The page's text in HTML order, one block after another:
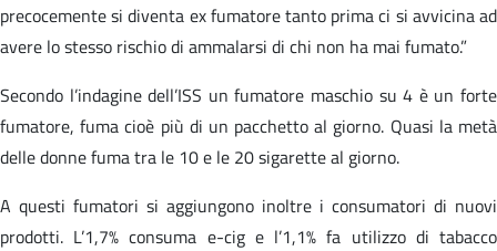
precocemente si diventa ex fumatore tanto prima ci si avvicina ad
avere lo stesso rischio di ammalarsi di chi non ha mai fumato.”
Secondo l’indagine dell’ISS un fumatore maschio su 4 è un forte
fumatore, fuma cioè più di un pacchetto al giorno. Quasi la metà
delle donne fuma tra le 10 e le 20 sigarette al giorno.
A questi fumatori si aggiungono inoltre i consumatori di nuovi
prodotti. L’1,7% consuma e-cig e l’1,1% fa utilizzo di tabacco